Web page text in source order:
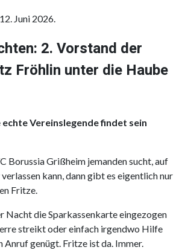
12. Juni 2026.
2. Vorstand der
Fröhlin unter die Haube
Vereinslegende findet sein
Borussia Grißheim jemanden sucht, auf
kann, dann gibt es eigentlich nur
Fritze.
Nacht die Sparkassenkarte eingezogen
streikt oder einfach irgendwo Hilfe
Anruf genügt. Fritze ist da. Immer.